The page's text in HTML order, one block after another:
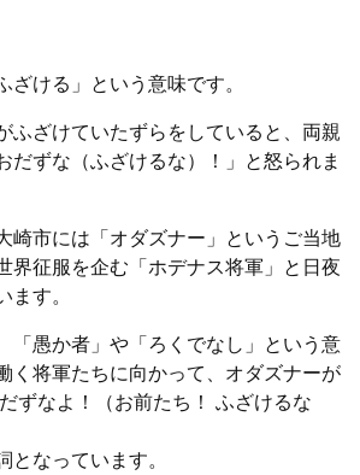
ざける」という意味です。
ふざけていたずらをしていると、両親
だずな（ふざけるな）！」と怒られま
崎市には「オダズナー」というご当地
界征服を企む「ホデナス将軍」と日夜
す。
「愚か者」や「ろくでなし」という意
く将軍たちに向かって、オダズナーが
ずなよ！（お前たち！ ふざけるな
なっています。